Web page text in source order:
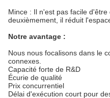
Mince : Il n'est pas facile
deuxièmement, il réduit
Notre avantage :
Nous nous focalisons dans le
connexes.
Capacité forte de R&D
Écurie de qualité
Prix concurrentiel
Délai d'exécution court pour